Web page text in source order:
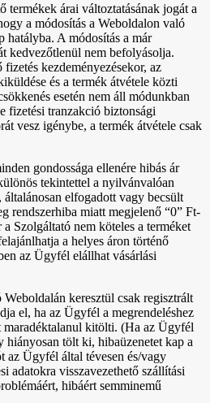
termékek árai változtatásának jogát a
a módosítás a Weboldalon való
hatályba. A módosítás a már
kedvezőtlenül nem befolyásolja.
kezdeményezésekor, az
és a termék átvétele közti
esetén nem áll módunkban
fizetési tranzakció biztonsági
vesz igénybe, a termék átvétele csak
gondossága ellenére hibás ár
tekintettel a nyilvánvalóan
elfogadott vagy becsült
rendszerhiba miatt megjelenő “0” Ft-
Szolgáltató nem köteles a terméket
a helyes áron történő
az Ügyfél elállhat vásárlási
keresztül csak regisztrált
el, ha az Ügyfél a megrendeléshez
maradéktalanul kitölti. (Ha az Ügyfél
hiányosan tölt ki, hibaüzenetet kap a
az Ügyfél által tévesen és/vagy
adatokra visszavezethető szállítási
hibáért semminemű